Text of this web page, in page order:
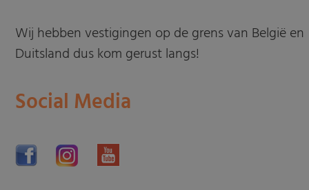
Wij hebben vestigingen op de grens van België en
Duitsland dus kom gerust langs!
Social Media